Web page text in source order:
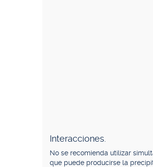
Interacciones.
No se recomienda utilizar
que puede producirse la